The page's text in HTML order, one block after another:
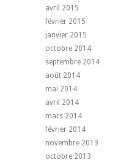
avril 2015
février 2015
janvier 2015
octobre 2014
septembre 2014
août 2014
mai 2014
avril 2014
mars 2014
février 2014
novembre 2013
octobre 2013